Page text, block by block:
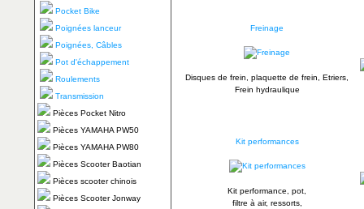
Pocket Bike
Poignées lanceur
Poignées, Câbles
Pot d'échappement
Roulements
Transmission
Pièces Pocket Nitro
Pièces YAMAHA PW50
Pièces YAMAHA PW80
Pièces Scooter Baotian
Pièces scooter chinois
Pièces Scooter Jonway
Freinage
Disques de frein, plaquette de frein, Etriers,
Frein hydraulique
Kit performances
Kit performance, pot,
filtre à air, ressorts,